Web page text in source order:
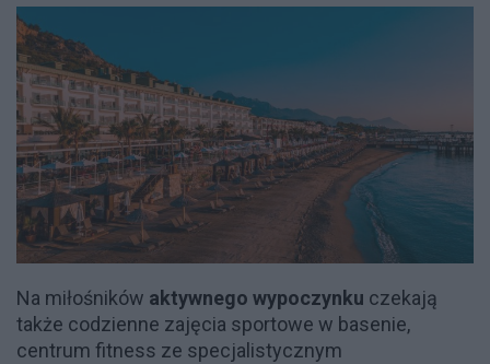
Na miłośników aktywnego wypoczynku czekają
także codzienne zajęcia sportowe w basenie,
centrum fitness ze specjalistycznym